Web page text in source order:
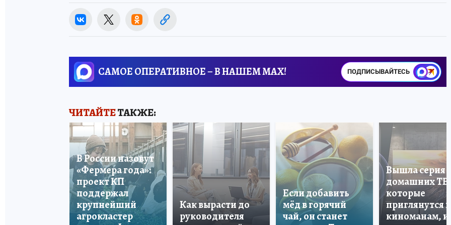
САМОЕ ОПЕРАТИВНОЕ – В НАШЕМ MAX! ПОДПИСЫВАЙТЕСЬ
ЧИТАЙТЕТАКЖЕ:
В России назовут
«Фермера года»:
проект КП
поддержал
крупнейший
агрокластер
Как вырасти до
руководителя
Если добавить
мёд в горячий
чай, он станет
Вышла серия
домашних ТВ,
которые
приглянутся и
киноманам, и